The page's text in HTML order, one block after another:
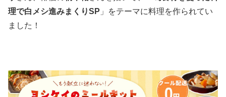
理で白メシ進みまくりSP 」をテーマに料理を作られてい
ました！